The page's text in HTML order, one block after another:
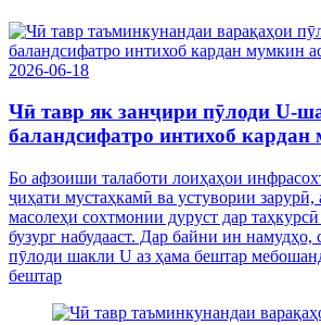
2026-06-18
Чӣ тавр як занҷири пӯлоди U-
баландсифатро интихоб кардан
Бо афзоиши талаботи лоиҳаҳои
ҷиҳати мустаҳкамӣ ва устувории
масолеҳи сохтмонии дуруст дар
бузург набудааст. Дар байни ин намудҳо,
пӯлоди шакли U аз ҳама бештар
бештар